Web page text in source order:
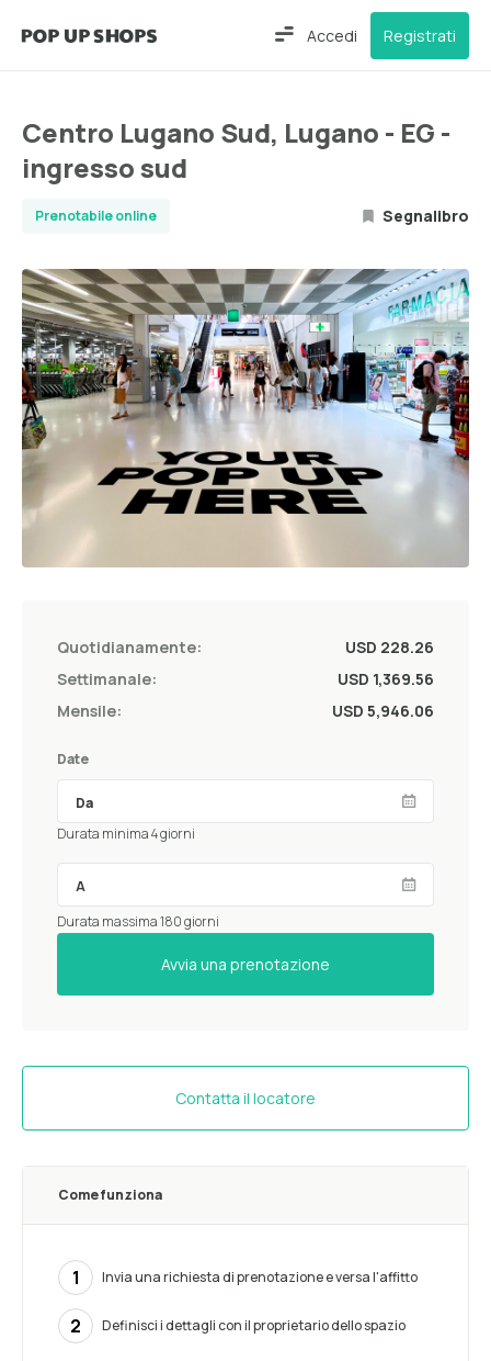
Accedi Registrati
Centro Lugano Sud, Lugano - EG -
ingresso sud
Prenotabile online Segnalibro
Quotidianamente:
Settimanale:
Mensile:
USD 228.26
USD 1,369.56
USD 5,946.06
Date
Durata minima 4 giorni
Durata massima 180 giorni
Avvia una prenotazione
Contatta il locatore
Come funziona
1 Invia una richiesta di prenotazione e versa l'affitto
2 Definisci i dettagli con il proprietario dello spazio